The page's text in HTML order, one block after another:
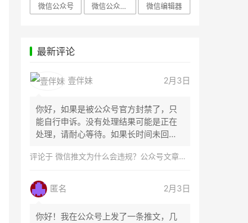
微信公众号
微信公众号，样式模板、公众号样式 微信编辑器
最新评论
壹伴妹 2月3日
你好，如果是被公众号官方封禁了，只
能自行申诉。没有处理结果可能是正在
处理，请耐心等待。如果长时间未回
评论于 微信推文为什么会违规？公众号文章怎么检测是否违规？
匿名 2月3日
你好！我在公众号上发了一条推文，几